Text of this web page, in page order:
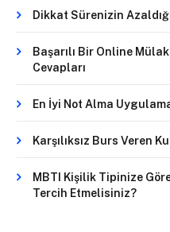
Dikkat Sürenizin
Başarılı Bir Online
Cevapları
En İyi Not Alma
Karşılıksız Burs Veren
MBTI Kişilik Tipinize
Tercih Etmelisiniz?